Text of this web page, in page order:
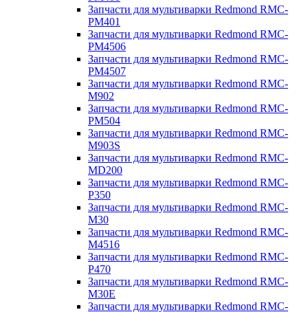
Запчасти для мультиварки Redmond RMC-
PM401
Запчасти для мультиварки Redmond RMC-
PM4506
Запчасти для мультиварки Redmond RMC-
PM4507
Запчасти для мультиварки Redmond RMC-
M902
Запчасти для мультиварки Redmond RMC-
PM504
Запчасти для мультиварки Redmond RMC-
M903S
Запчасти для мультиварки Redmond RMC-
MD200
Запчасти для мультиварки Redmond RMC-
P350
Запчасти для мультиварки Redmond RMC-
M30
Запчасти для мультиварки Redmond RMC-
M4516
Запчасти для мультиварки Redmond RMC-
P470
Запчасти для мультиварки Redmond RMC-
M30E
Запчасти для мультиварки Redmond RMC-